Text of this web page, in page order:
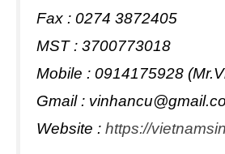
Fax : 0274 3872405
MST : 3700773018
Mobile : 0914175928
Gmail :
Website : https://